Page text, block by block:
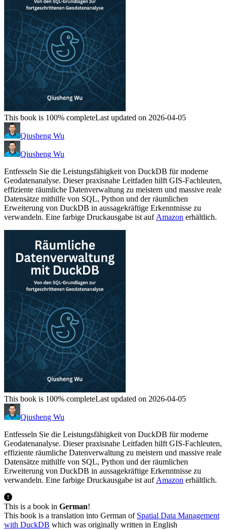
This book is 100% completeLast updated on 2026-04-05
Qiusheng Wu
Qiusheng Wu
Entfesseln Sie die Leistungsfähigkeit von DuckDB für moderne
Geodatenanalyse. Dieser praxisnahe Leitfaden hilft GIS-Fachleuten,
effiziente räumliche Datenverwaltung zu meistern und massive reale
Datensätze mithilfe von SQL, Python und der räumlichen
Erweiterung von DuckDB in aussagekräftige Erkenntnisse zu
verwandeln. Eine farbige Druckausgabe ist aufAmazon erhältlich.
This book is 100% completeLast updated on 2026-04-05
Qiusheng Wu
Entfesseln Sie die Leistungsfähigkeit von DuckDB für moderne
Geodatenanalyse. Dieser praxisnahe Leitfaden hilft GIS-Fachleuten,
effiziente räumliche Datenverwaltung zu meistern und massive reale
Datensätze mithilfe von SQL, Python und der räumlichen
Erweiterung von DuckDB in aussagekräftige Erkenntnisse zu
verwandeln. Eine farbige Druckausgabe ist aufAmazon erhältlich.
This is a book in German!
This book is a translation into German of Spatial Data Management
with DuckDB which was originally written in English